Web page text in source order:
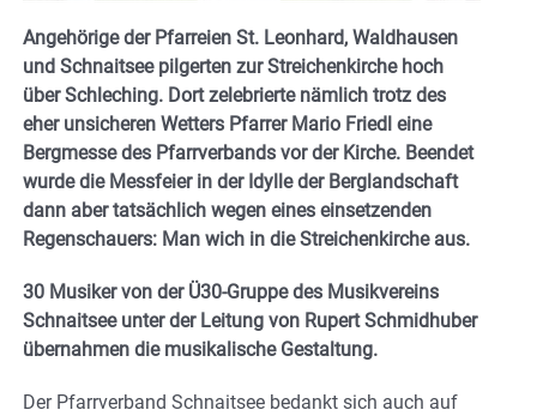
Angehörige der Pfarreien St. Leonhard, Waldhausen
und Schnaitsee pilgerten zur Streichenkirche hoch
über Schleching. Dort zelebrierte nämlich trotz des
eher unsicheren Wetters Pfarrer Mario Friedl eine
Bergmesse des Pfarrverbands vor der Kirche. Beendet
wurde die Messfeier in der Idylle der Berglandschaft
dann aber tatsächlich wegen eines einsetzenden
Regenschauers: Man wich in die Streichenkirche aus.
30 Musiker von der Ü30-Gruppe des Musikvereins
Schnaitsee unter der Leitung von Rupert Schmidhuber
übernahmen die musikalische Gestaltung.
Der Pfarrverband Schnaitsee bedankt sich auch auf